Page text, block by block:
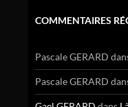
COMMENTAIRES
Pascale GERARD
Pascale GERARD